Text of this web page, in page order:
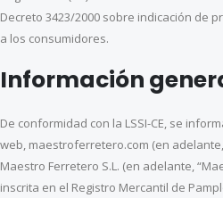
Decreto 3423/2000 sobre indicación de
a los consumidores.
Información
De conformidad con la LSSI-CE, se
web, maestroferretero.com (en
Maestro Ferretero S.L. (en adelante,
inscrita en el Registro Mercantil de